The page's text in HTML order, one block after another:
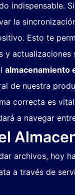
indispensable.
la
Esto te
y
almacenamiento
de nuestra
correcta es
a navegar
archivos, hoy
a través de